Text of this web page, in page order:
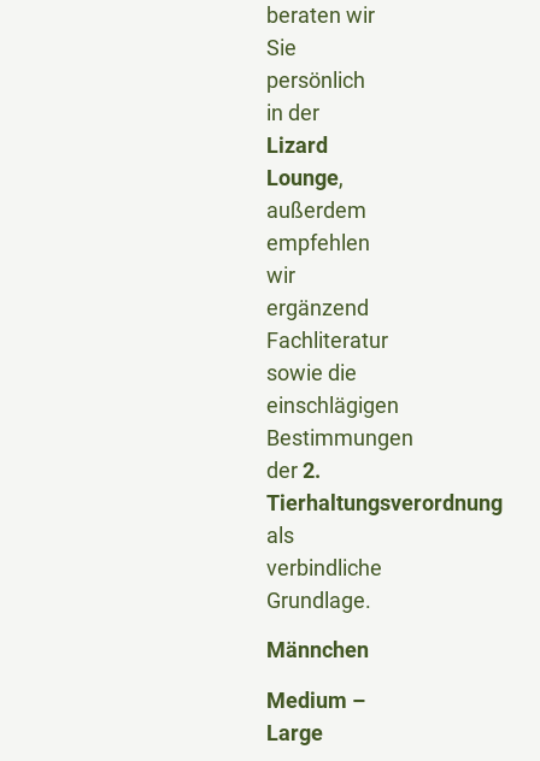
beraten wir
Sie
persönlich
in der
Lizard
Lounge,
außerdem
empfehlen
wir
ergänzend
Fachliteratur
sowie die
einschlägigen
Bestimmungen
der2.
Tierhaltungsverordnung
als
verbindliche
Grundlage.
Männchen
Medium –
Large